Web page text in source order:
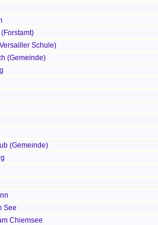
Schule)
(Gemeinde)
(Gemeinde)
See
Chiemsee